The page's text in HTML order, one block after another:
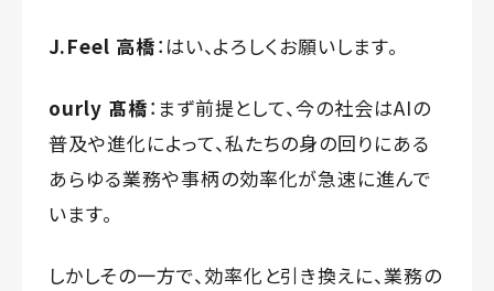
J.Feel 高橋：はい、よろしくお願いします。
ourly 髙橋：まず前提として、今の社会はAIの
普及や進化によって、私たちの身の回りにある
あらゆる業務や事柄の効率化が急速に進んで
います。
しかしその一方で、効率化と引き換えに、業務の